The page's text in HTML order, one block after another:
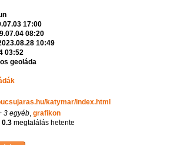
17:00
08:20
10:49
03:52
geoláda
katymar/index.html
3 egyéb,grafikon
0.3 megtalálás hetente